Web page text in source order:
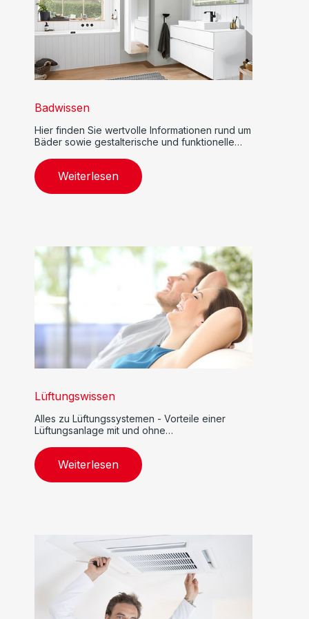
Badwissen
Hier finden Sie wertvolle Informationen rund um
Bäder sowie gestalterische und funktionelle
Weiterlesen
Lüftungswissen
Alles zu Lüftungssystemen - Vorteile einer
Lüftungsanlage mit und ohne
Weiterlesen